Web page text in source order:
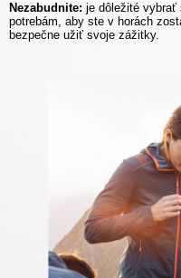
Nezabudnite: je dôležité vybrať
potrebám, aby ste v horách
bezpečne užiť svoje zážitky.